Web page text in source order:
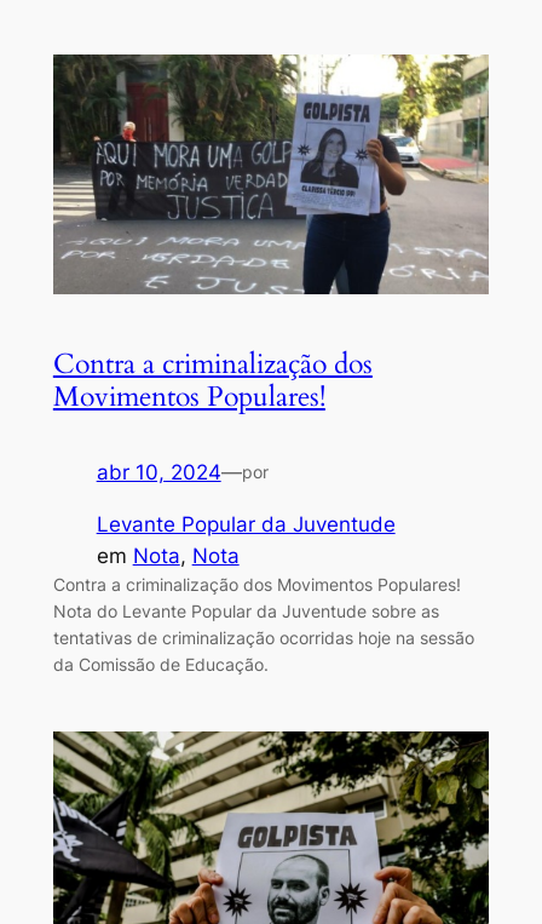
Contra a criminalização dos
Movimentos Populares!
abr 10, 2024—por
Levante Popular da Juventude
em Nota, Nota
Contra a criminalização dos Movimentos Populares!
Nota do Levante Popular da Juventude sobre as
tentativas de criminalização ocorridas hoje na sessão
da Comissão de Educação.